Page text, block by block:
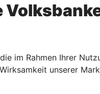
im Rahmen Ihrer
unserer